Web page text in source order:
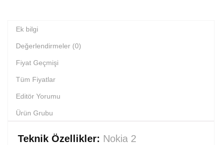
Ek bilgi
Değerlendirmeler (0)
Fiyat Geçmişi
Tüm Fiyatlar
Editör Yorumu
Ürün Grubu
Teknik Özellikler: Nokia 2